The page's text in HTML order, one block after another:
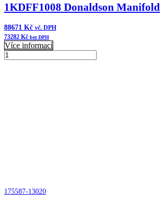
1KDFF1008 Donaldson Manifold
88671 Kč vč. DPH
73282 Kč bez DPH
Více informací
1KDFF1008
175587-13020